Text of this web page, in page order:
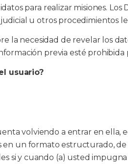
para realizar misiones.
u otros procedimientos
la necesidad de revelar los
previa esté
usuario?
volviendo a entrar en ella,
en un formato estructurado,
si y cuando (a) usted